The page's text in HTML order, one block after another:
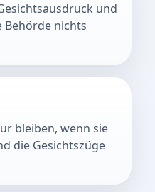
und
Behörde nichts
bleiben, wenn sie
die Gesichtszüge